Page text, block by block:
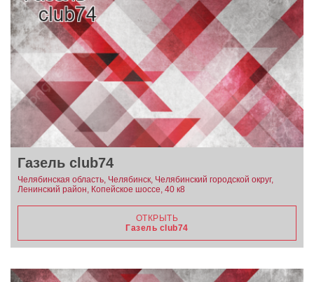
Газель club74
Челябинская область, Челябинск, Челябинский городской округ,
Ленинский район, Копейское шоссе, 40 к8
ОТКРЫТЬ
Газель club74